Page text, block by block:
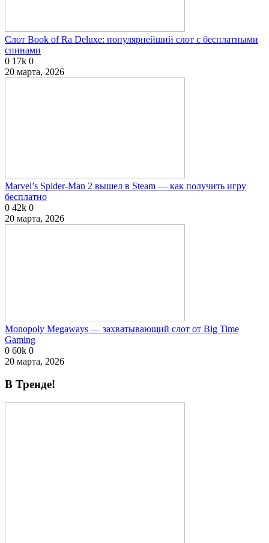
Слот Book of Ra Deluxe: популярнейший слот с бесплатными
спинами
0 17k 0
20 марта, 2026
Marvel’s Spider-Man 2 вышел в Steam — как получить игру
бесплатно
0 42k 0
20 марта, 2026
Monopoly Megaways — захватывающий слот от Big Time
Gaming
0 60k 0
20 марта, 2026
В Тренде!